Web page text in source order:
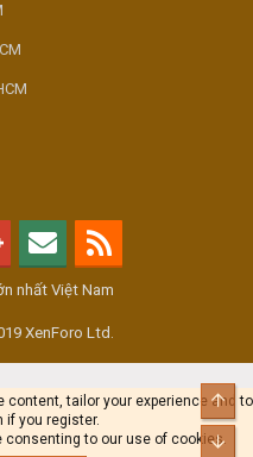
nhất Việt Nam
XenForo Ltd.
tailor your experience and to
if you register.
consenting to our use of cookies.
Top